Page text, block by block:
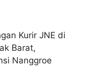
Kurir JNE di
Barat,
Nanggroe